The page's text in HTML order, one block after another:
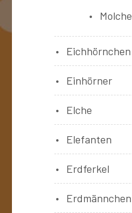
Molche
Eichhörnchen
Einhörner
Elche
Elefanten
Erdferkel
Erdmännchen